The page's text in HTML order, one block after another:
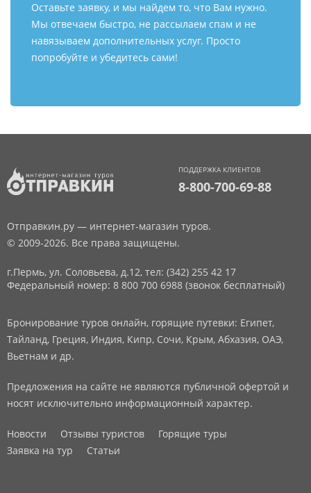
Оставьте заявку, и мы найдем то, что Вам нужно.
Мы отвечаем быстро, не рассылаем спам и не
навязываем дополнительных услуг. Просто
попробуйте и убедитесь сами!
ПОДДЕРЖКА КЛИЕНТОВ
8-800-700-69-88
Отправкин.ру — интернет-магазин туров.
© 2009-2026. Все права защищены.
г.Пермь, ул. Соловьева, д.12, тел: (342) 255 42 17
Федеральный номер: 8 800 700 6988 (звонок бесплатный)
Бронирование туров онлайн, горящие путевки: Египет,
Тайланд, Греция, Индия, Кипр, Сочи, Крым, Абхазия, ОАЭ,
Вьетнам и др.
Предложения на сайте не являются публичной офертой и
носят исключительно информационный характер.
Новости Отзывы туристов
Горящие туры
Заявка на тур
Статьи